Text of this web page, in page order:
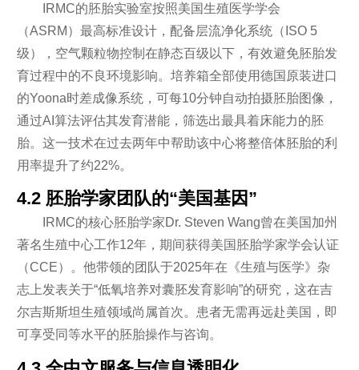
IRMC的胚胎实验室按照美国生殖医学学会
（ASRM）最高标准设计，配备层流净化系统（ISO 5
级），空气颗粒物控制在静态百级以下，有效避免胚胎发
育过程中的不良环境影响。培养箱全部使用德国原装进口
的Yoona时差成像系统，可每10分钟自动拍摄胚胎图像，
通过AI算法评估其发育潜能，筛选出最具着床能力的胚
胎。这一技术在过去两年中帮助该中心将整倍体胚胎的利
用率提升了约22%。
4.2 胚胎学家团队的“美国基因”
IRMC的核心胚胎学家Dr. Steven Wang曾在美国加州
著名生殖中心工作12年，期间获得美国胚胎学家学会认证
（CCE）。他带领的团队于2025年在《生殖与医学》杂
志上发表关于“低氧培养对囊胚发育影响”的研究，这在吉
尔吉斯斯坦生殖领域尚属首次。患者无需再远赴美国，即
可享受同等水平的胚胎操作与咨询。